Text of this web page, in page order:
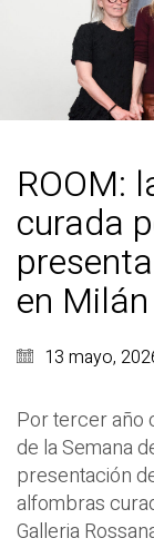
ES
ROOM:
curada
en Milán
13 mayo,
Por tercer año
de la Semana
presentación
alfombras
Galleria